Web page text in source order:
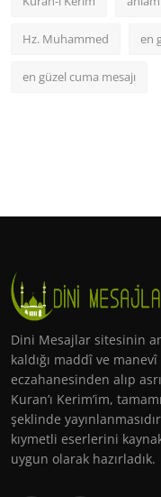
Hz. Muhammed en
en güzel cuma mesajı
Dini Mesajlar sitesinin
kaldığı maddî ve
eczahanesinden alıp
Kuran’ı Kerim’im,
şeklinde
kıymetli eserlerini
uygun olarak hazırladık.